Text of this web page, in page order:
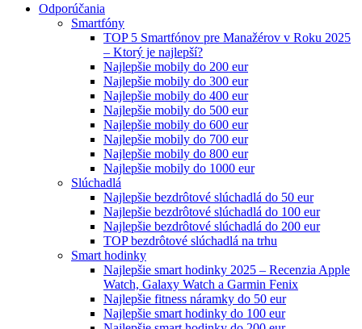
Odporúčania
Smartfóny
TOP 5 Smartfónov pre Manažérov v Roku 2025
– Ktorý je najlepší?
Najlepšie mobily do 200 eur
Najlepšie mobily do 300 eur
Najlepšie mobily do 400 eur
Najlepšie mobily do 500 eur
Najlepšie mobily do 600 eur
Najlepšie mobily do 700 eur
Najlepšie mobily do 800 eur
Najlepšie mobily do 1000 eur
Slúchadlá
Najlepšie bezdrôtové slúchadlá do 50 eur
Najlepšie bezdrôtové slúchadlá do 100 eur
Najlepšie bezdrôtové slúchadlá do 200 eur
TOP bezdrôtové slúchadlá na trhu
Smart hodinky
Najlepšie smart hodinky 2025 – Recenzia Apple
Watch, Galaxy Watch a Garmin Fenix
Najlepšie fitness náramky do 50 eur
Najlepšie smart hodinky do 100 eur